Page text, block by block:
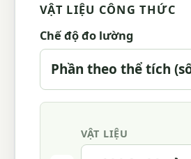
VẬT LIỆU CÔNG THỨC
Chế độ đo lường
VẬT LIỆU